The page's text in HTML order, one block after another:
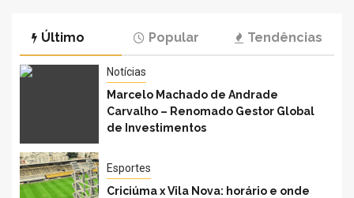
Último Popular Tendências
Notícias
Marcelo Machado de Andrade
Carvalho – Renomado Gestor Global
de Investimentos
Esportes
Criciúma x Vila Nova: horário e onde